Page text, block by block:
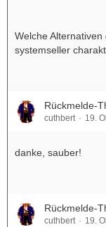
Welche
systemseller
Rückmelde-
cuthbert 19.
danke, sauber!
Rückmelde-
cuthbert 19.